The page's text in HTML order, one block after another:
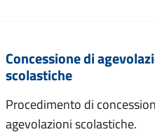
Concessione di
scolastiche
Procedimento di
agevolazioni scolastiche.